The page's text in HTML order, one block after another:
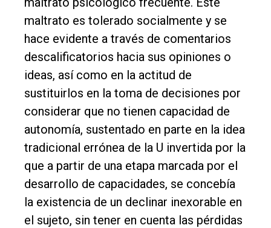
maltrato es tolerado socialmente y se
hace evidente a través de comentarios
descalificatorios hacia sus opiniones o
ideas, así como en la actitud de
sustituirlos en la toma de decisiones por
considerar que no tienen capacidad de
autonomía, sustentado en parte en la idea
tradicional errónea de la U invertida por la
que a partir de una etapa marcada por el
desarrollo de capacidades, se concebía
la existencia de un declinar inexorable en
el sujeto, sin tener en cuenta las pérdidas